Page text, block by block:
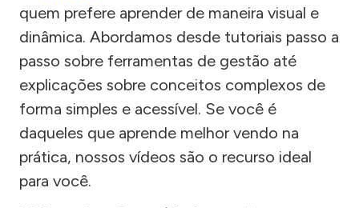
quem prefere aprender de maneira visual e
dinâmica. Abordamos desde tutoriais passo a
passo sobre ferramentas de gestão até
explicações sobre conceitos complexos de
forma simples e acessível. Se você é
daqueles que aprende melhor vendo na
prática, nossos vídeos são o recurso ideal
para você.